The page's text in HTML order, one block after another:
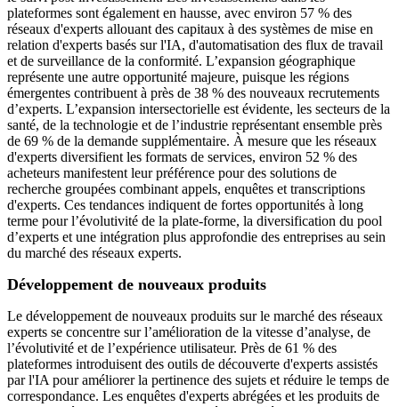
plateformes sont également en hausse, avec environ 57 % des
réseaux d'experts allouant des capitaux à des systèmes de mise en
relation d'experts basés sur l'IA, d'automatisation des flux de travail
et de surveillance de la conformité. L’expansion géographique
représente une autre opportunité majeure, puisque les régions
émergentes contribuent à près de 38 % des nouveaux recrutements
d’experts. L’expansion intersectorielle est évidente, les secteurs de la
santé, de la technologie et de l’industrie représentant ensemble près
de 69 % de la demande supplémentaire. À mesure que les réseaux
d'experts diversifient les formats de services, environ 52 % des
acheteurs manifestent leur préférence pour des solutions de
recherche groupées combinant appels, enquêtes et transcriptions
d'experts. Ces tendances indiquent de fortes opportunités à long
terme pour l’évolutivité de la plate-forme, la diversification du pool
d’experts et une intégration plus approfondie des entreprises au sein
du marché des réseaux experts.
Développement de nouveaux produits
Le développement de nouveaux produits sur le marché des réseaux
experts se concentre sur l’amélioration de la vitesse d’analyse, de
l’évolutivité et de l’expérience utilisateur. Près de 61 % des
plateformes introduisent des outils de découverte d'experts assistés
par l'IA pour améliorer la pertinence des sujets et réduire le temps de
correspondance. Les enquêtes d'experts abrégées et les produits de